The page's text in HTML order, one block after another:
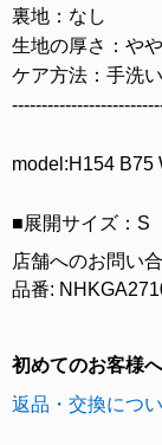
裏地：なし
生地の厚さ：や
ケア方法：手洗い
model:H154 B75
■展開サイズ：S
店舗へのお問い
品番:
初めてのお客様へ
返品・交換につ